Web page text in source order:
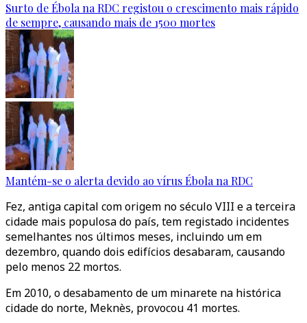
Surto de Ébola na RDC registou o crescimento mais rápido
de sempre, causando mais de 1500 mortes
Mantém-se o alerta devido ao vírus Ébola na RDC
Fez, antiga capital com origem no século VIII e a terceira
cidade mais populosa do país, tem registado incidentes
semelhantes nos últimos meses, incluindo um em
dezembro, quando dois edifícios desabaram, causando
pelo menos 22 mortos.
Em 2010, o desabamento de um minarete na histórica
cidade do norte, Meknès, provocou 41 mortes.